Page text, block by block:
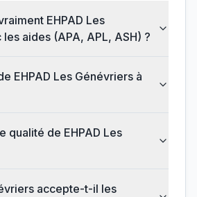
EHPAD Les
aides (APA, APL, ASH) ?
Génévriers à
de EHPAD Les